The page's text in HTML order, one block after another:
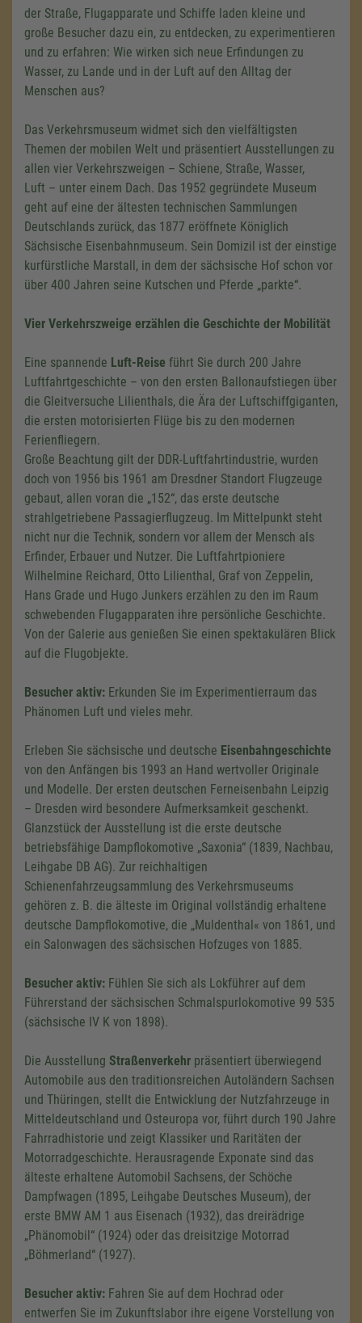
der Straße, Flugapparate und Schiffe laden kleine und
große Besucher dazu ein, zu entdecken, zu experimentieren
und zu erfahren: Wie wirken sich neue Erfindungen zu
Wasser, zu Lande und in der Luft auf den Alltag der
Menschen aus?
Das Verkehrsmuseum widmet sich den vielfältigsten
Themen der mobilen Welt und präsentiert Ausstellungen zu
allen vier Verkehrszweigen – Schiene, Straße, Wasser,
Luft – unter einem Dach. Das 1952 gegründete Museum
geht auf eine der ältesten technischen Sammlungen
Deutschlands zurück, das 1877 eröffnete Königlich
Sächsische Eisenbahnmuseum. Sein Domizil ist der einstige
kurfürstliche Marstall, in dem der sächsische Hof schon vor
über 400 Jahren seine Kutschen und Pferde „parkte“.
Vier Verkehrszweige erzählen die Geschichte der Mobilität
Eine spannende Luft-Reise führt Sie durch 200 Jahre
Luftfahrtgeschichte – von den ersten Ballonaufstiegen über
die Gleitversuche Lilienthals, die Ära der Luftschiffgiganten,
die ersten motorisierten Flüge bis zu den modernen
Ferienfliegern.
Große Beachtung gilt der DDR-Luftfahrtindustrie, wurden
doch von 1956 bis 1961 am Dresdner Standort Flugzeuge
gebaut, allen voran die „152“, das erste deutsche
strahlgetriebene Passagierflugzeug. Im Mittelpunkt steht
nicht nur die Technik, sondern vor allem der Mensch als
Erfinder, Erbauer und Nutzer. Die Luftfahrtpioniere
Wilhelmine Reichard, Otto Lilienthal, Graf von Zeppelin,
Hans Grade und Hugo Junkers erzählen zu den im Raum
schwebenden Flugapparaten ihre persönliche Geschichte.
Von der Galerie aus genießen Sie einen spektakulären Blick
auf die Flugobjekte.
Besucher aktiv: Erkunden Sie im Experimentierraum das
Phänomen Luft und vieles mehr.
Erleben Sie sächsische und deutsche Eisenbahngeschichte
von den Anfängen bis 1993 an Hand wertvoller Originale
und Modelle. Der ersten deutschen Ferneisenbahn Leipzig
– Dresden wird besondere Aufmerksamkeit geschenkt.
Glanzstück der Ausstellung ist die erste deutsche
betriebsfähige Dampflokomotive „Saxonia“ (1839, Nachbau,
Leihgabe DB AG). Zur reichhaltigen
Schienenfahrzeugsammlung des Verkehrsmuseums
gehören z. B. die älteste im Original vollständig erhaltene
deutsche Dampflokomotive, die „Muldenthal« von 1861, und
ein Salonwagen des sächsischen Hofzuges von 1885.
Besucher aktiv: Fühlen Sie sich als Lokführer auf dem
Führerstand der sächsischen Schmalspurlokomotive 99 535
(sächsische IV K von 1898).
Die Ausstellung Straßenverkehr präsentiert überwiegend
Automobile aus den traditionsreichen Autoländern Sachsen
und Thüringen, stellt die Entwicklung der Nutzfahrzeuge in
Mitteldeutschland und Osteuropa vor, führt durch 190 Jahre
Fahrradhistorie und zeigt Klassiker und Raritäten der
Motorradgeschichte. Herausragende Exponate sind das
älteste erhaltene Automobil Sachsens, der Schöche
Dampfwagen (1895, Leihgabe Deutsches Museum), der
erste BMW AM 1 aus Eisenach (1932), das dreirädrige
„Phänomobil“ (1924) oder das dreisitzige Motorrad
„Böhmerland“ (1927).
Besucher aktiv: Fahren Sie auf dem Hochrad oder
entwerfen Sie im Zukunftslabor ihre eigene Vorstellung von